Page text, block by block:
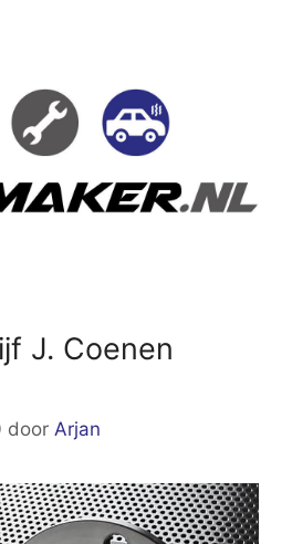
J. Coenen
door Arjan